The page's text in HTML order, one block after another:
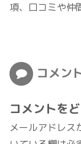
項、口コミや仲
コメン
コメントを
メールアドレス